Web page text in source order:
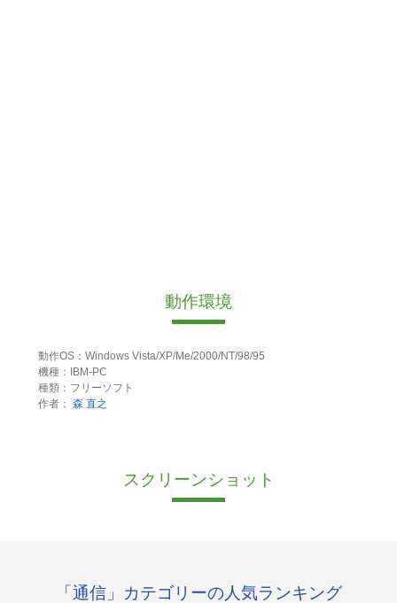
動作環境
動作OS：Windows Vista/XP/Me/2000/NT/98/95
機種：IBM-PC
種類：フリーソフト
作者： 森 直之
スクリーンショット
「通信」カテゴリーの人気ランキング